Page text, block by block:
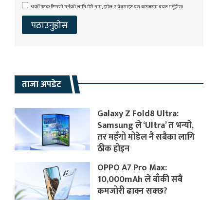
अर्को पटक टिप्पणी गर्नको लागि मेरो नाम, इमेल, र वेबसाइट यस ब्राउजरमा बचत गर्नुहोस्।
ताजा अपडेट
Galaxy Z Fold8 Ultra:
Samsung ले ‘Ultra’ त भन्यो,
तर महँगो मोडेल नै सबैका लागि
ठीक होइन
OPPO A7 Pro Max:
10,000mAh ले बाँकी सबै
कमजोरी ढाक्न सक्छ?